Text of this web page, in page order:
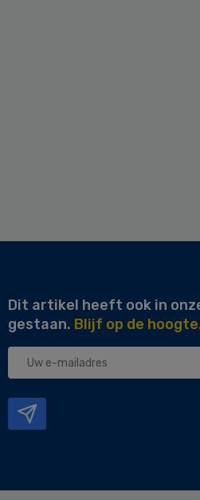
Dit artikel heeft ook in
gestaan. Blijf op de
Uw